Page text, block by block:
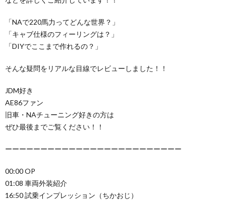
「NAで220馬力ってどんな世界？」
「キャブ仕様のフィーリングは？」
「DIYでここまで作れるの？」
そんな疑問をリアルな目線でレビューしました！！
JDM好き
AE86ファン
旧車・NAチューニング好きの方は
ぜひ最後までご覧ください！！
ーーーーーーーーーーーーーーーーーーーーーーーーー
00:00 OP
01:08 車両外装紹介
16:50 試乗インプレッション（ちかおじ）